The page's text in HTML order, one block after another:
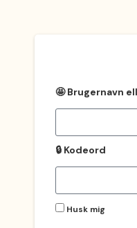
🤩 Brugernavn
🔒 Kodeord
Husk mig